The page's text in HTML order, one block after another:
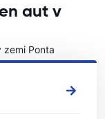
aut v
zemi Ponta